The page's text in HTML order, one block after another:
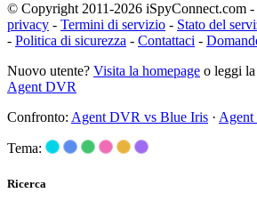
© Copyright 2011-2026 iSpyConnect.com -
privacy - Termini di servizio - Stato del
- Politica di sicurezza - Contattaci -
Nuovo utente? Visita la homepage o leggi la
Agent DVR
Confronto: Agent DVR vs Blue Iris ·
Tema:
Ricerca